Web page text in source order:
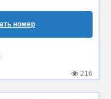
номер
216